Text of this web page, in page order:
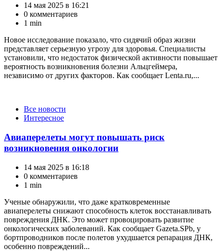
14 мая 2025 в 16:21
0 комментариев
1 min
Новое исследование показало, что сидячий образ жизни
представляет серьезную угрозу для здоровья. Специалисты
установили, что недостаток физической активности повышает
вероятность возникновения болезни Альцгеймера,
независимо от других факторов. Как сообщает Lenta.ru,...
КатегорииВсе новости
Интересное
Авиаперелеты могут повышать риск
возникновения онкологии
14 мая 2025 в 16:18
0 комментариев
1 min
Ученые обнаружили, что даже кратковременные
авиаперелеты снижают способность клеток восстанавливать
повреждения ДНК. Это может провоцировать развитие
онкологических заболеваний. Как сообщает Gazeta.SPb, у
бортпроводников после полетов ухудшается репарация ДНК,
особенно повреждений...